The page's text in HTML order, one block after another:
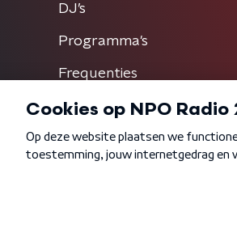
DJ’s
Programma's
Frequenties
Algemene voorwaarden